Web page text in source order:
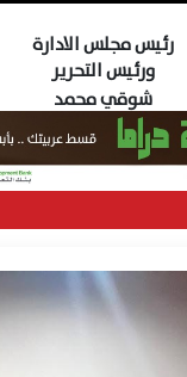
رئيس مجلس الادارة
ورئيس التحرير
شوقي محمد